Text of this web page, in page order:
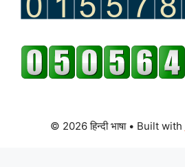
© 2026 हिन्दी भाषा• Built with